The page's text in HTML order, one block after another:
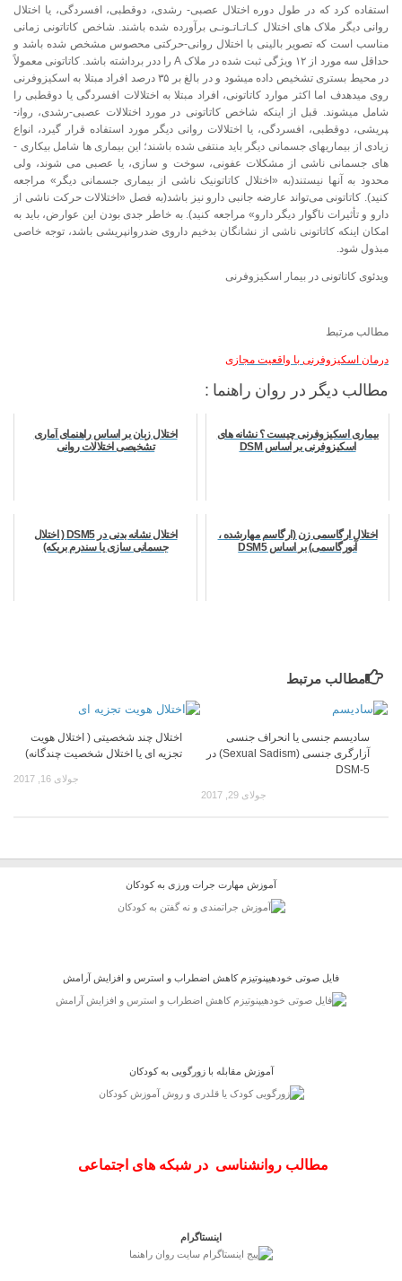
استفاده کرد که در طول دوره اختلال عصبی- رشدی، دوقطبی، افسردگی، یا اختلال
روانی دیگر ملاک ­های اختلال کـاتـاتـونـی برآورده شده باشند. شاخص کاتاتونی زمانی
مناسب است که تصویر بالینی با اختلال روانی-حرکتی محصوس مشخص شده باشد و
حداقل سه مورد از ۱۲ ویژگی ثبت شده در ملاک A را ددر برداشته باشد. کاتاتونی معمولاً
در محیط بستری تشخیص داده می­شود و در بالغ بر ۳۵ درصد افراد مبتلا به اسکیزوفرنی
روی می­دهدف اما اکثر موارد کاتاتونی، افراد مبتلا به اختلالات افسردگی یا دوقطبی را
شامل می­شوند. قبل از اینکه شاخص کاتاتونی در مورد اختلالات عصبی-رشدی، روان­
پریشی، دوقطبی، افسردگی، یا اختلالات روانی دیگر مورد استفاده قرار گیرد، انواع
زیادی از بیماری­های جسمانی دیگر باید منتفی شده باشند؛ این بیماری ­ها شامل بیکاری ­
های جسمانی ناشی از مشکلات عفونی، سوخت و سازی، یا عصبی می­ شوند، ولی
محدود به آنها نیستند(به «اختلال کاتاتونیک ناشی از بیماری جسمانی دیگر» مراجعه
کنید). کاتاتونی می‌تواند عارضه جانبی دارو نیز باشد(به فصل «اختلالات حرکت ناشی از
دارو و تأثیرات ناگوار دیگر دارو» مراجعه کنید). به خاطر جدی بودن این عوارض، باید به
امکان اینکه کاتاتونی ناشی از نشانگان بدخیم داروی ضدروان­پریشی باشد، توجه خاصی
مبذول شود.
ویدئوی کاتاتونی در بیمار اسکیزوفرنی
مطالب مرتبط
درمان اسکیزوفرنی با واقعیت مجازی
مطالب دیگر در روان راهنما :
بیماری اسکیزوفرنی چیست ؟ نشانه های
اسکیزوفرنی بر اساس DSM
اختلال زبان بر اساس راهنمای آماری
تشخیصی اختلالات روانی
اختلال ارگاسمی زن (ارگاسم مهارشده ،
آنورگاسمی) بر اساس DSM5
اختلال نشانه بدنی در DSM5 ( اختلال
جسمانی سازی یا سندرم بریکه)
مطالب مرتبط
اختلال چند شخصیتی ( اختلال هویت
تجزیه ای یا اختلال شخصیت چندگانه)
جولای 16, 2017
سادیسم جنسی یا انحراف جنسی
آزارگری جنسی (Sexual Sadism) در
DSM-5
جولای 29, 2017
آموزش مقابله با زورگویی به کودکان
فایل صوتی خودهیپنوتیزم کاهش اضطراب و استرس و افزایش آرامش
آموزش مهارت جرات ورزی به کودکان
مطالب روانشناسی در شبکه های اجتماعی
اینستاگرام